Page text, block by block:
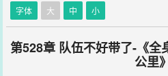
字体 大 中 小
第528章 队伍不好带了-《全
公里》